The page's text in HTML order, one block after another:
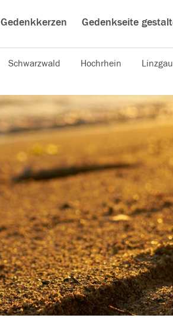
Gedenkkerzen Gedenkseite
Schwarzwald Hochrhein Linzgau